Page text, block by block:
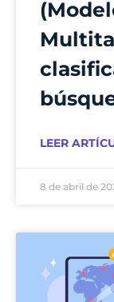
LEER
8 de abril de